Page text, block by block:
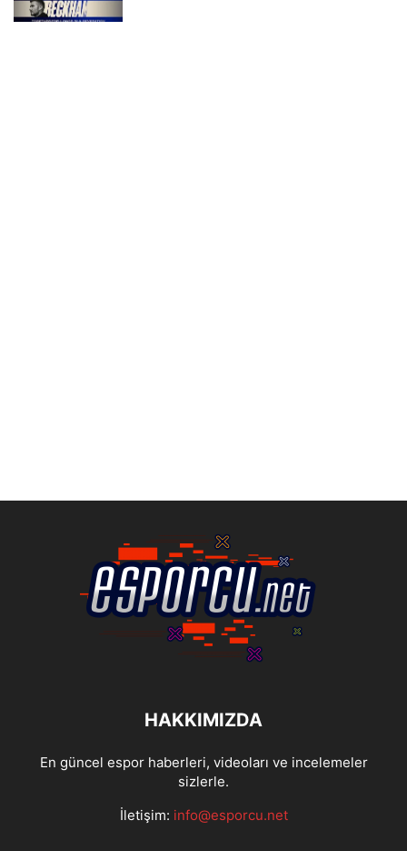
HAKKIMIZDA
En güncel espor haberleri, videoları ve incelemeler
sizlerle.
İletişim: info@esporcu.net